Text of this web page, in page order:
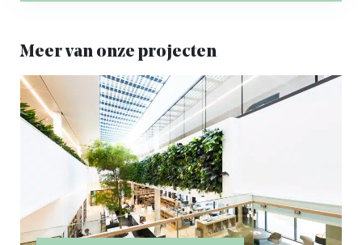
Meer van onze projecten